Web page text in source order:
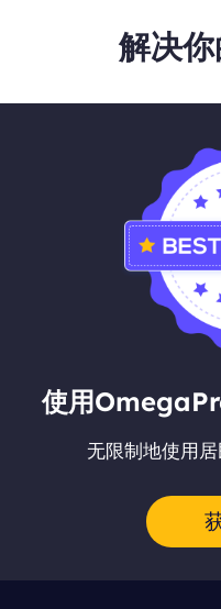
解决
使用
无限制地使用